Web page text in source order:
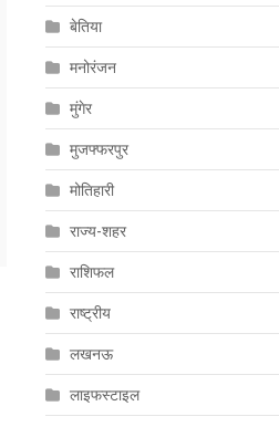
बेतिया
मनोरंजन
मुंगेर
मुजफ्फरपुर
मोतिहारी
राज्य-शहर
राशिफल
राष्ट्रीय
लखनऊ
लाइफस्टाइल